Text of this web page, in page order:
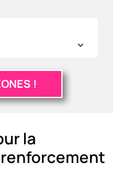
!
la